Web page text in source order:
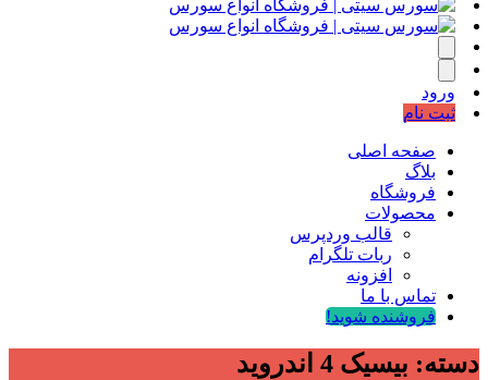
ورود
ثبت نام
صفحه اصلی
بلاگ
فروشگاه
محصولات
قالب وردپرس
ربات تلگرام
افزونه
تماس با ما
فروشنده شوید!
دسته: بیسیک 4 اندروید